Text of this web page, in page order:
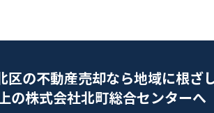
区の不動産売却なら地域に根ざ
の株式会社北町総合センターへ